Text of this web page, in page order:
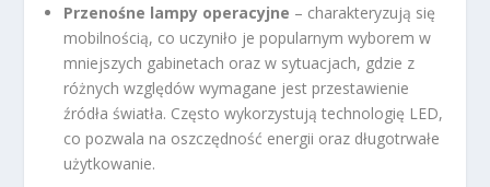
Przenośne lampy operacyjne – charakteryzują się
mobilnością, co uczyniło je popularnym wyborem w
mniejszych gabinetach oraz w sytuacjach, gdzie z
różnych względów wymagane jest przestawienie
źródła światła. Często wykorzystują technologię LED,
co pozwala na oszczędność energii oraz długotrwałe
użytkowanie.